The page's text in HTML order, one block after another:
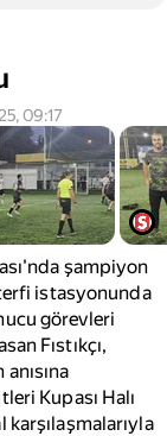
09:17
şampiyon
istasyonunda
görevleri
Fıstıkçı,
Kupası Halı